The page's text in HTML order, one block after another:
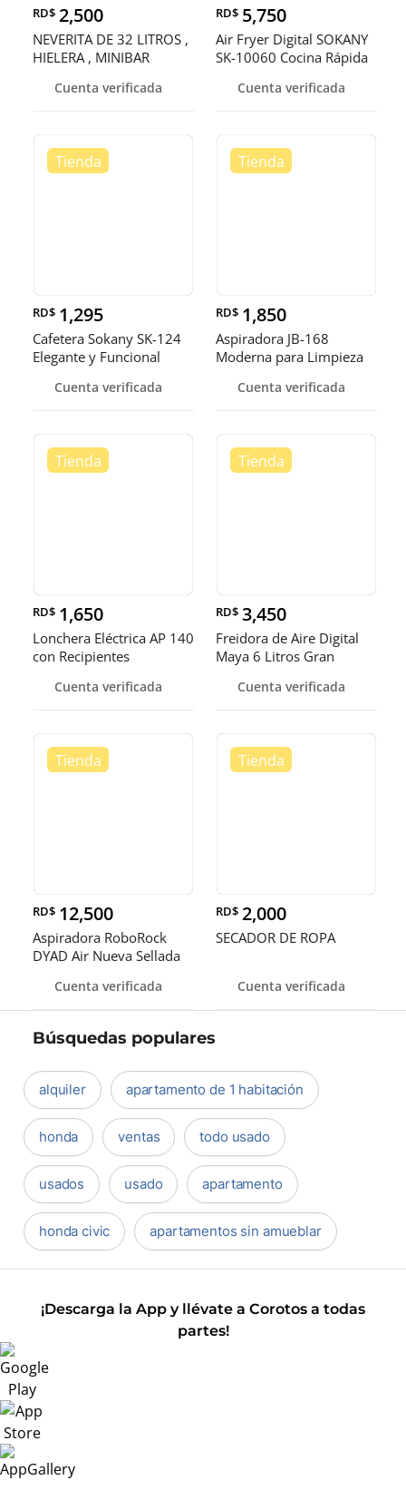
RD$ 2,500
NEVERITA DE 32 LITROS ,
HIELERA , MINIBAR
Cuenta verificada
RD$ 5,750
Air Fryer Digital SOKANY
SK-10060 Cocina Rápida
Cuenta verificada
RD$ 1,295
Cafetera Sokany SK-124
Elegante y Funcional
Cuenta verificada
RD$ 1,850
Aspiradora JB-168
Moderna para Limpieza
Cuenta verificada
RD$ 1,650
Lonchera Eléctrica AP 140
con Recipientes
Cuenta verificada
RD$ 3,450
Freidora de Aire Digital
Maya 6 Litros Gran
Cuenta verificada
RD$ 12,500
Aspiradora RoboRock
DYAD Air Nueva Sellada
Cuenta verificada
RD$ 2,000
SECADOR DE ROPA
Cuenta verificada
Búsquedas populares
alquiler apartamento de 1 habitación
honda ventas todo usado
usados usado apartamento
honda civic apartamentos sin amueblar
¡Descarga la App y llévate a Corotos a todas
partes!